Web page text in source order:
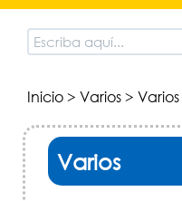
Inicio> Varios> Varios
Varios